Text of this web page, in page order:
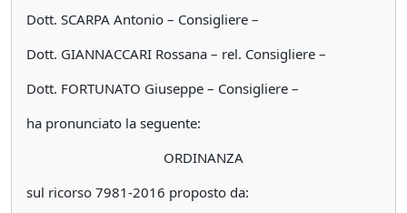
Dott. SCARPA Antonio – Consigliere –
Dott. GIANNACCARI Rossana – rel. Consigliere –
Dott. FORTUNATO Giuseppe – Consigliere –
ha pronunciato la seguente:
ORDINANZA
sul ricorso 7981-2016 proposto da: